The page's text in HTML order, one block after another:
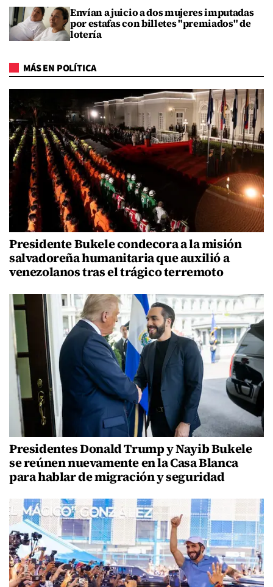
Envían a juicio a dos mujeres imputadas
por estafas con billetes "premiados" de
lotería
MÁS EN POLÍTICA
Presidente Bukele condecora a la misión
salvadoreña humanitaria que auxilió a
venezolanos tras el trágico terremoto
Presidentes Donald Trump y Nayib Bukele
se reúnen nuevamente en la Casa Blanca
para hablar de migración y seguridad